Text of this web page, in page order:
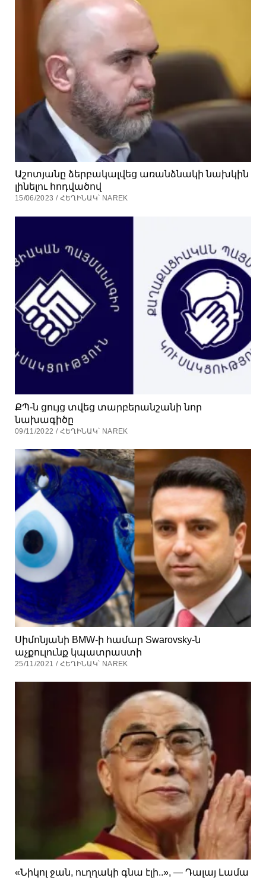
Աշոտյանը ձերբակալվեց առանձնակի նախկին
լինելու հոդվածով
15/06/2023 / ՀԵՂԻՆԱԿ՝ NAREK
ՔՊ-ն ցույց տվեց տարբերանշանի նոր
նախագիծը
09/11/2022 / ՀԵՂԻՆԱԿ՝ NAREK
Սիմոնյանի BMW-ի համար Swarovsky-ն
աչքուլունք կպատրաստի
25/11/2021 / ՀԵՂԻՆԱԿ՝ NAREK
«Նիկոլ ջան, ուղղակի գնա էլի..», — Դալայ Լամա